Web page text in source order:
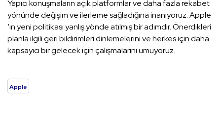
Yapıcı konuşmaların açık platformlar ve daha fazla rekabet
yönünde değişim ve ilerleme sağladığına inanıyoruz. Apple
‘ın yeni politikası yanlış yönde atılmış bir adımdır. Önerdikleri
planla ilgili geri bildirimleri dinlemelerini ve herkes için daha
kapsayıcı bir gelecek için çalışmalarını umuyoruz.
Apple